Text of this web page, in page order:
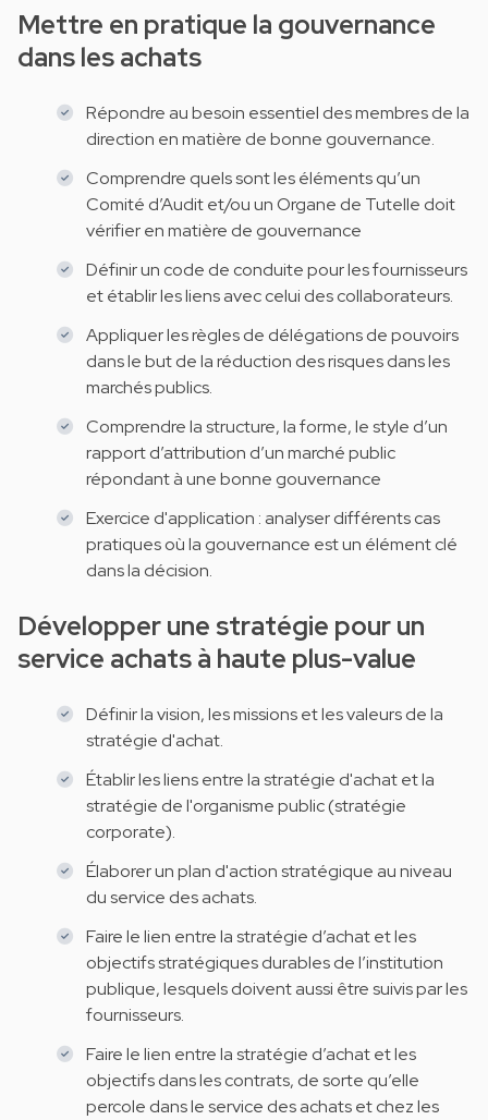
Mettre en pratique la gouvernance
dans les achats
Répondre au besoin essentiel des membres de la
direction en matière de bonne gouvernance.
Comprendre quels sont les éléments qu’un
Comité d’Audit et/ou un Organe de Tutelle doit
vérifier en matière de gouvernance
Définir un code de conduite pour les fournisseurs
et établir les liens avec celui des collaborateurs.
Appliquer les règles de délégations de pouvoirs
dans le but de la réduction des risques dans les
marchés publics.
Comprendre la structure, la forme, le style d’un
rapport d’attribution d’un marché public
répondant à une bonne gouvernance
Exercice d'application : analyser différents cas
pratiques où la gouvernance est un élément clé
dans la décision.
Développer une stratégie pour un
service achats à haute plus-value
Définir la vision, les missions et les valeurs de la
stratégie d'achat.
Établir les liens entre la stratégie d'achat et la
stratégie de l'organisme public (stratégie
corporate).
Élaborer un plan d'action stratégique au niveau
du service des achats.
Faire le lien entre la stratégie d’achat et les
objectifs stratégiques durables de l’institution
publique, lesquels doivent aussi être suivis par les
fournisseurs.
Faire le lien entre la stratégie d’achat et les
objectifs dans les contrats, de sorte qu’elle
percole dans le service des achats et chez les